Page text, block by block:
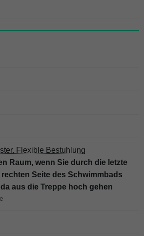
Flexible Bestuhlung
Raum, wenn Sie durch die letzte
Seite des Schwimmbads
aus die Treppe hoch gehen